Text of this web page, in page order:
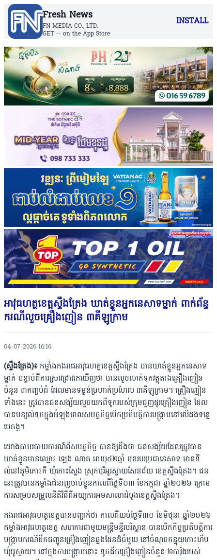
Fresh News
FN MEDIA CO., LTD.
GET -- on the App Store
INSTALL
អាវុធហត្ថខេត្តស្ទឹងត្រែង ឃាត់ខ្លួនអ្នកនេសាទម្នាក់ ពាក់ព័ន្ធ
ករណីលួចគ្រឿងញៀន ៣គីឡូក្រាម
04-07-2026 16:16
(ស្ទឹងត្រែង)៖ កម្លាំងកងរាជអាវុធហត្ថខេត្តស្ទឹងត្រែង បានឃាត់ខ្លួនអ្នកនេសាទ
ម្នាក់ បន្ទាប់ពីការស្រាវជ្រាវរកឃើញថា បានលួចលាក់ទុកវត្ថុតាងគ្រឿងញៀន
ចំនួន ៣កញ្ចប់ធំ ដែលមានទម្ងន់ប្រហាក់ប្រហែល ៣គីឡូក្រាម។ គ្រឿងញៀន
ទាំងនេះ ត្រូវបានជនសង្ស័យលួចយកពីទូករបស់ក្រុមជួញដូរគ្រឿងញៀន ដែល
បានបន្សល់ទុកក្នុងអំឡុងពេលសមត្ថកិច្ចបើកប្រតិបត្តិការបង្ក្រាបនៅលើដងទន្លេ
មេគង្គ។
យោងតាមរបាយការណ៍ពីសមត្ថកិច្ច បានឱ្យដឹងថា ជនសង្ស័យដែលត្រូវបាន
ឃាត់ខ្លួនមានឈ្មោះ ឡេង ណាត អាយុ៤២ឆ្នាំ មុខរបរប្រជានេសាទ មានទី
លំនៅភូមិកោះកី ឃុំកោះស្នែង ស្រុកបុរីអូរស្វាយសែនជ័យ ខេត្តស្ទឹងត្រែង។ ជន
នេះត្រូវបានកម្លាំងជំនាញចាប់ខ្លួនកាលពីថ្ងៃទី០៣ ខែកក្កដា ឆ្នាំ២០២៦ ក្រោម
ការសម្របសម្រួលនីតិវិធីពីអយ្យការអមសាលាដំបូងខេត្តស្ទឹងត្រែង។
កងរាជអាវុធហត្ថខេត្តបានបញ្ជាក់ថា កាលពីយប់ថ្ងៃទី៣០ ខែមិថុនា ឆ្នាំ២០២៦
កម្លាំងអាវុធហត្ថខេត្ត សហការជាមួយមន្ត្រីមន្ទីរបរិស្ថាន បានបើកកិច្ចប្រតិបត្តិការ
បង្ក្រាបករណីដឹកជញ្ជូនគ្រឿងញៀនឆ្លងដែនដ៏ធំមួយ នៅចំណុចកន្ទុយកោះហឹប
ឃុំអូស្វាយ។ នៅក្នុងការបង្ក្រាបនោះ ទូកដឹកគ្រឿងញៀនចំនួន ២ការ៉ុងរបស់